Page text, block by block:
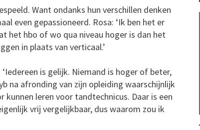
Want ondanks hun verschillen denken
even gepassioneerd. Rosa: ‘Ik ben het er
het hbo of wo qua niveau hoger is dan het
in plaats van verticaal.’
is gelijk. Niemand is hoger of beter,
na afronding van zijn opleiding waarschijnlijk
leren voor tandtechnicus. Daar is een
vrij vergelijkbaar, dus waarom zou ik